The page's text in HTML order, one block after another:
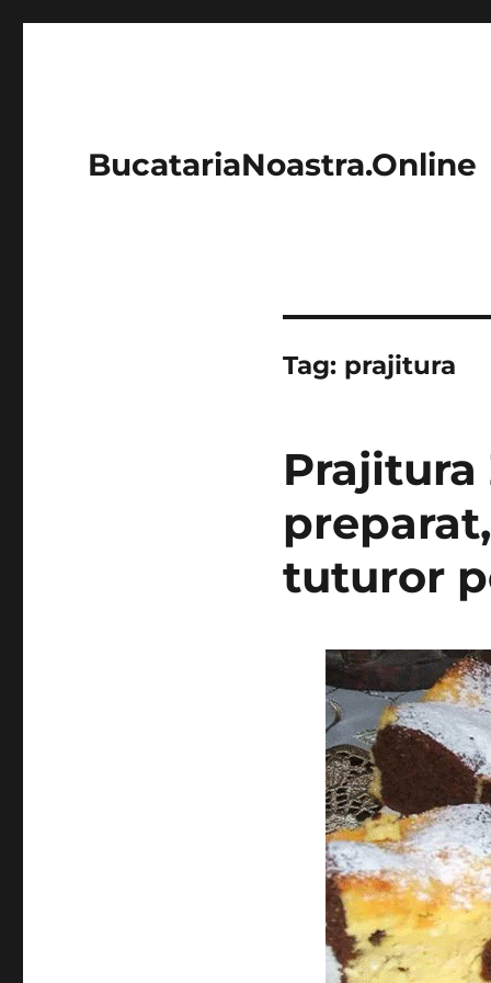
BucatariaNoastra.Online
Tag: prajitura
Prajitura
tuturor